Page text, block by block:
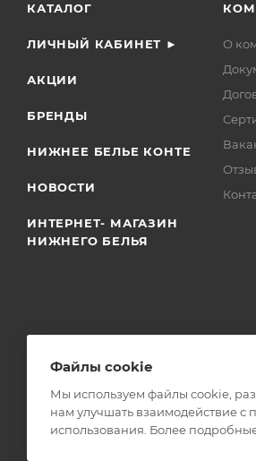
КАТАЛОГ
ЛИЧНЫЙ КАБИНЕТ ►
АКЦИИ
БРЕНДЫ
НИЖНЕЕ БЕЛЬЕ КОНТЕ
НОВОСТИ
ИНТЕРНЕТ- МАГАЗИН
НИЖНЕГО БЕЛЬЯ
О
2019 - 2026 © Kypioptom.ru оптово-
Файлы cookie
Мы используем файлы cookie,
нам улучшать взаимодействие с
использования. Более